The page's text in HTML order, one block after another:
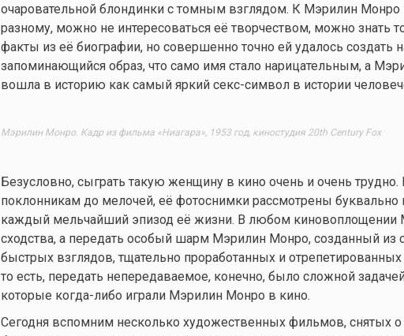
очаровательной блондинки с томным взглядом. К Мэрилин Монро
разному, можно не интересоваться её творчеством, можно знать
факты из её биографии, но совершенно точно ей удалось создать
запоминающийся образ, что само имя стало нарицательным, а
вошла в историю как самый яркий секс-символ в истории
Мэрилин Монро. Кадр из фильма «Ниагара», 1953 год, киностудия 20th Century Fox
Безусловно, сыграть такую женщину в кино очень и очень трудно.
поклонникам до мелочей, её фотоснимки рассмотрены буквально
каждый мельчайший эпизод её жизни. В любом киновоплощении
сходства, а передать особый шарм Мэрилин Монро, созданный из
быстрых взглядов, тщательно проработанных и
то есть, передать непередаваемое, конечно, было сложной
которые когда-либо играли Мэрилин Монро в кино.
Сегодня вспомним несколько художественных фильмов, снятых